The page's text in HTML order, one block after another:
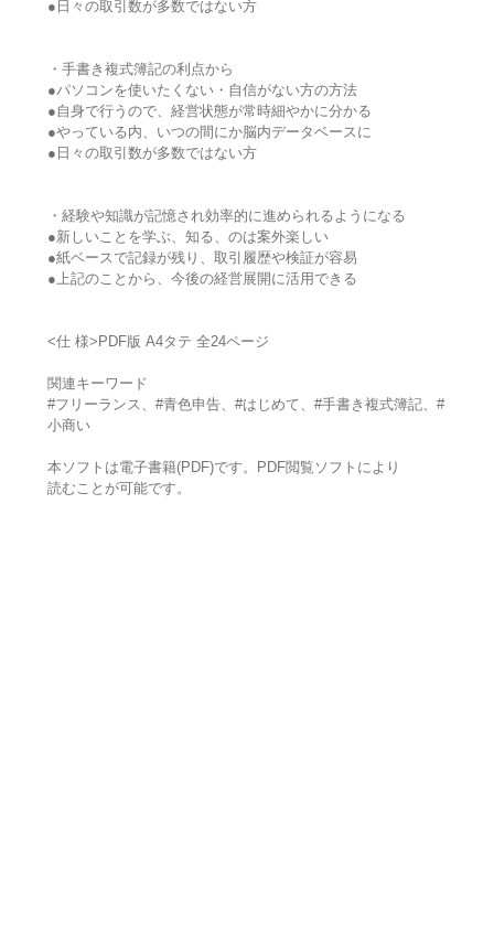
●日々の取引数が多数ではない方
・手書き複式簿記の利点から
●パソコンを使いたくない・自信がない方の方法
●自身で行うので、経営状態が常時細やかに分かる
●やっている内、いつの間にか脳内データベースに
●日々の取引数が多数ではない方
・経験や知識が記憶され効率的に進められるようになる
●新しいことを学ぶ、知る、のは案外楽しい
●紙ベースで記録が残り、取引履歴や検証が容易
●上記のことから、今後の経営展開に活用できる
<仕 様>PDF版 A4タテ 全24ページ
関連キーワード
#フリーランス、#青色申告、#はじめて、#手書き複式簿記、#
小商い
本ソフトは電子書籍(PDF)です。PDF閲覧ソフトにより
読むことが可能です。